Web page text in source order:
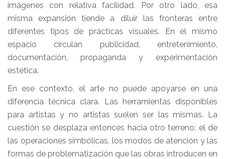
imágenes con relativa facilidad. Por otro lado, esa
misma expansión tiende a diluir las fronteras entre
diferentes tipos de prácticas visuales. En el mismo
espacio circulan publicidad, entretenimiento,
documentación, propaganda y experimentación
estética.
En ese contexto, el arte no puede apoyarse en una
diferencia técnica clara. Las herramientas disponibles
para artistas y no artistas suelen ser las mismas. La
cuestión se desplaza entonces hacia otro terreno: el de
las operaciones simbólicas, los modos de atención y las
formas de problematización que las obras introducen en